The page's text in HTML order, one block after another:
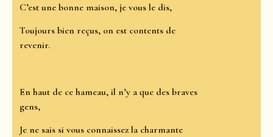
C’est une bonne maison, je vous le dis,
Toujours bien reçus, on est contents de
revenir.
En haut de ce hameau, il n’y a que des braves
gens,
Je ne sais si vous connaissez la charmante